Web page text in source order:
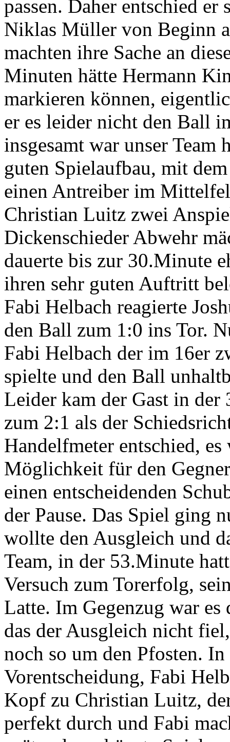
passen. Daher entschied
Niklas Müller von Beginn
machten ihre Sache an
Minuten hätte Hermann
markieren können,
er es leider nicht den Ball
insgesamt war unser
guten Spielaufbau, mit
einen Antreiber im
Christian Luitz zwei
Dickenschieder Abwehr
dauerte bis zur 30.Minute
ihren sehr guten Auftritt
Fabi Helbach reagierte
den Ball zum 1:0 ins Tor.
Fabi Helbach der im 16er
spielte und den Ball
Leider kam der Gast in
zum 2:1 als der
Handelfmeter entschied,
Möglichkeit für den
einen entscheidenden
der Pause. Das Spiel ging
wollte den Ausgleich und
Team, in der 53.Minute
Versuch zum Torerfolg,
Latte. Im Gegenzug war es
das der Ausgleich nicht
noch so um den Pfosten.
Vorentscheidung, Fabi
Kopf zu Christian Luitz,
perfekt durch und Fabi